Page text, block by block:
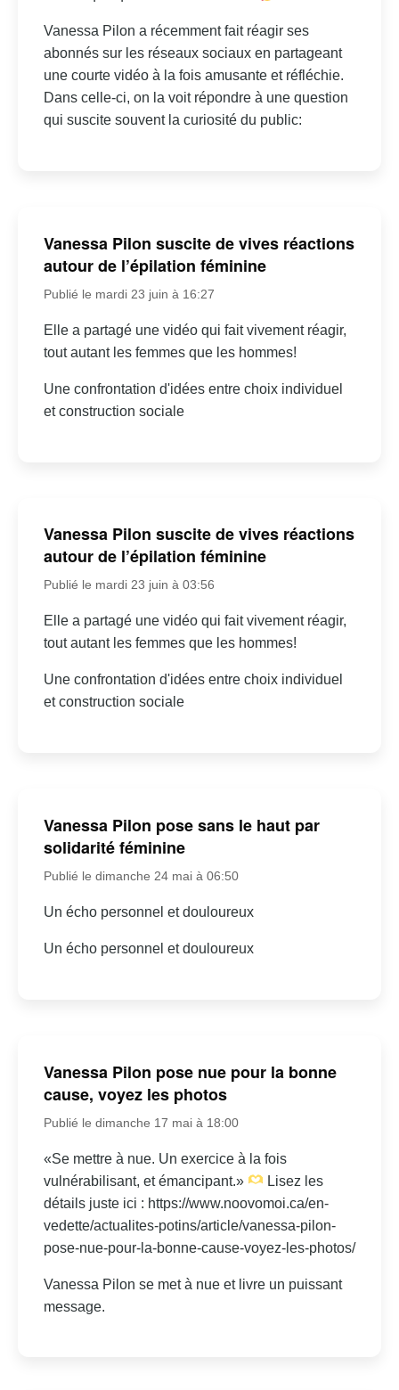
Vanessa Pilon a récemment fait réagir ses
abonnés sur les réseaux sociaux en partageant
une courte vidéo à la fois amusante et réfléchie.
Dans celle-ci, on la voit répondre à une question
qui suscite souvent la curiosité du public:
Vanessa Pilon suscite de vives réactions
autour de l’épilation féminine
Publié le mardi 23 juin à 16:27
Elle a partagé une vidéo qui fait vivement réagir,
tout autant les femmes que les hommes!
Une confrontation d'idées entre choix individuel
et construction sociale
Vanessa Pilon suscite de vives réactions
autour de l’épilation féminine
Publié le mardi 23 juin à 03:56
Elle a partagé une vidéo qui fait vivement réagir,
tout autant les femmes que les hommes!
Une confrontation d'idées entre choix individuel
et construction sociale
Vanessa Pilon pose sans le haut par
solidarité féminine
Publié le dimanche 24 mai à 06:50
Un écho personnel et douloureux
Un écho personnel et douloureux
Vanessa Pilon pose nue pour la bonne
cause, voyez les photos
Publié le dimanche 17 mai à 18:00
«Se mettre à nue. Un exercice à la fois
vulnérabilisant, et émancipant.»
Lisez les
détails juste ici : https://www.noovomoi.ca/en-
vedette/actualites-potins/article/vanessa-pilon-
pose-nue-pour-la-bonne-cause-voyez-les-photos/
Vanessa Pilon se met à nue et livre un puissant
message.